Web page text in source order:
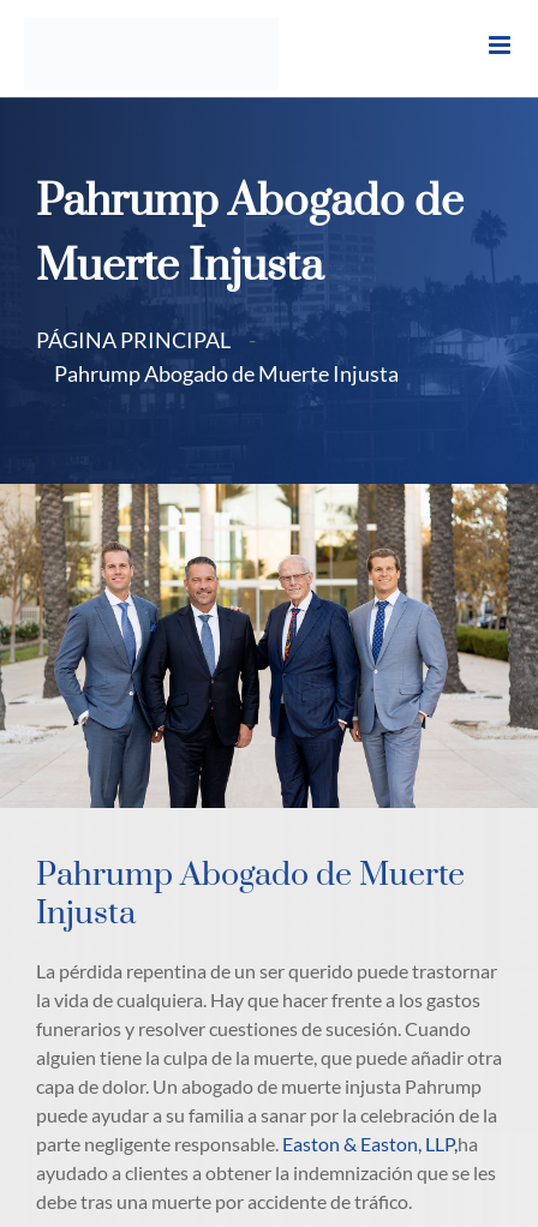
Pahrump Abogado de
Muerte Injusta
PÁGINA PRINCIPAL
-
Pahrump Abogado de Muerte Injusta
Pahrump Abogado de Muerte
Injusta
La pérdida repentina de un ser querido puede trastornar
la vida de cualquiera. Hay que hacer frente a los gastos
funerarios y resolver cuestiones de sucesión. Cuando
alguien tiene la culpa de la muerte, que puede añadir otra
capa de dolor. Un abogado de muerte injusta Pahrump
puede ayudar a su familia a sanar por la celebración de la
parte negligente responsable. Easton & Easton, LLP,ha
ayudado a clientes a obtener la indemnización que se les
debe tras una muerte por accidente de tráfico.